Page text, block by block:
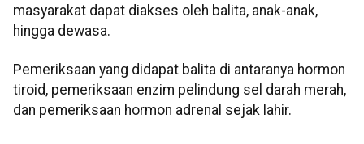
masyarakat dapat diakses oleh balita, anak-anak,
hingga dewasa.
Pemeriksaan yang didapat balita di antaranya hormon
tiroid, pemeriksaan enzim pelindung sel darah merah,
dan pemeriksaan hormon adrenal sejak lahir.